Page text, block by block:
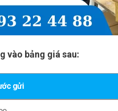
vào bảng giá sau:
gửi